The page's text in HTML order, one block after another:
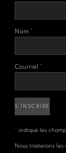
Nom *
Courriel *
S'INSCRIRE
* indique les
Nous traiterons les